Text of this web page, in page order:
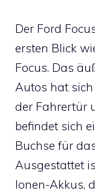
Der Ford
ersten Blick
Focus. Das
Autos hat
der Fahrertür
befindet sich
Buchse für
Ausgestattet
Ionen-Akkus,